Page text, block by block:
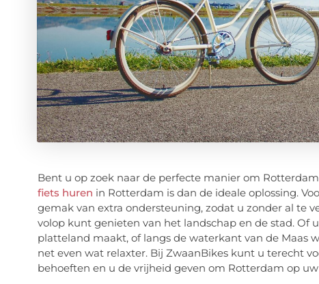
Bent u op zoek naar de perfecte manier om
fiets huren in Rotterdam is dan de ideale oplossing.
gemak van extra ondersteuning, zodat u zonder al te
volop kunt genieten van het landschap en de stad.
platteland maakt, of langs de waterkant van de Maas
net even wat relaxter. Bij ZwaanBikes kunt u terecht
behoeften en u de vrijheid geven om Rotterdam op